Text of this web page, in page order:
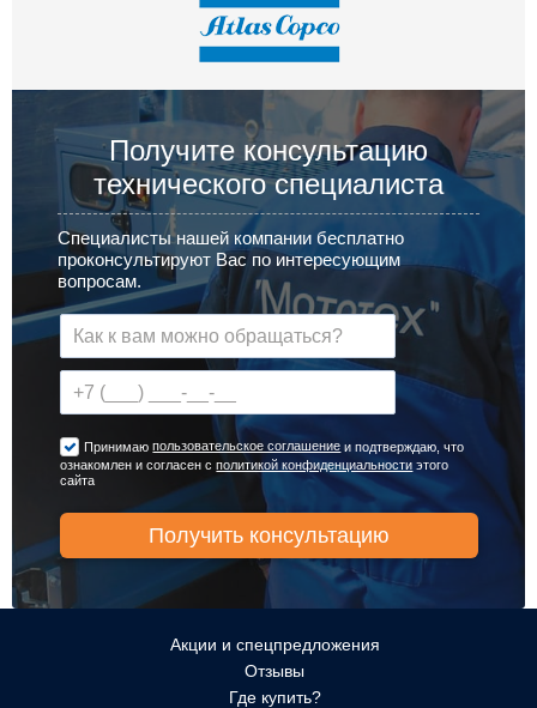
Получите консультацию
технического специалиста
Специалисты нашей компании бесплатно
проконсультируют Вас по интересующим
вопросам.
Принимаюпользовательское соглашение и подтверждаю, что
ознакомлен и согласен сполитикой конфиденциальности этого
сайта
Акции и спецпредложения
Отзывы
Где купить?